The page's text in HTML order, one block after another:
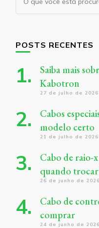
algo?
POSTS RECENTES
Saiba mais
Kabotron
27 de julho de 2026
Cabos
modelo certo
21 de julho de 2026
Cabo de raio-
quando
26 de junho de 2026
Cabo de
comprar
24 de junho de 2026